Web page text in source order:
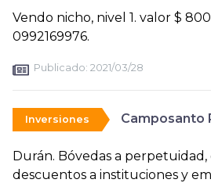
Vendo nicho, nivel 1. valor $
0992169976.
Publicado: 2021/03/28
Inversiones Camposanto
Durán. Bóvedas a perpetuidad,
descuentos a instituciones y